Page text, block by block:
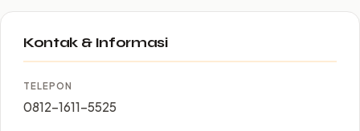
Kontak & Informasi
TELEPON
0812-1611-5525